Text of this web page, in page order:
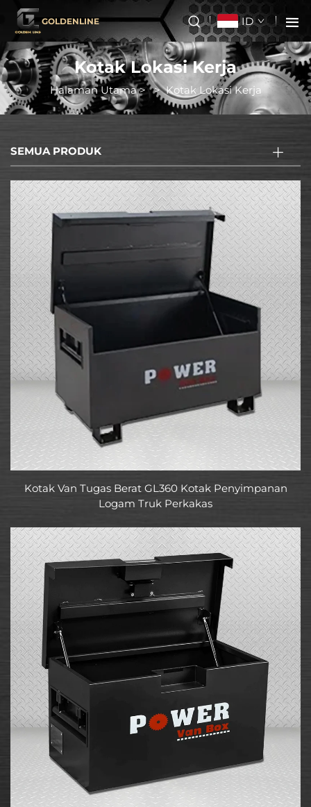
GOLDENLINE ID
Kotak Lokasi Kerja
Halaman Utama>>Kotak Lokasi Kerja
SEMUA PRODUK
Kotak Van Tugas Berat GL360 Kotak Penyimpanan
Logam Truk Perkakas